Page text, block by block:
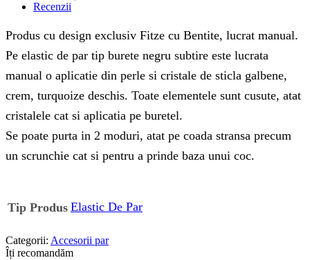
Recenzii
Produs cu design exclusiv Fitze cu Bentite, lucrat manual.
Pe elastic de par tip burete negru subtire este lucrata
manual o aplicatie din perle si cristale de sticla galbene,
crem, turquoize deschis. Toate elementele sunt cusute, atat
cristalele cat si aplicatia pe buretel.
Se poate purta in 2 moduri, atat pe coada stransa precum
un scrunchie cat si pentru a prinde baza unui coc.
Tip Produs Elastic De Par
Categorii: Accesorii par
Îți recomandăm